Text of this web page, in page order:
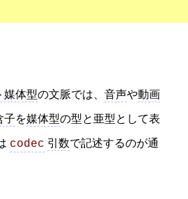
媒体型の文脈では、 音声や動画
子を媒体型の型と亜型として表
codec 引数で記述するのが通